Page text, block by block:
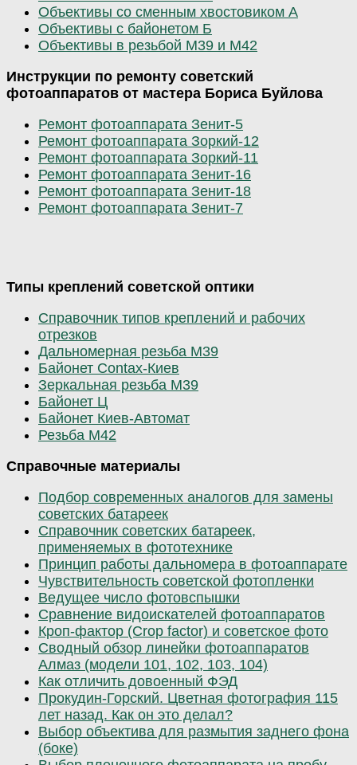
Объективы со сменным хвостовиком А
Объективы с байонетом Б
Объективы в резьбой М39 и М42
Инструкции по ремонту советский
фотоаппаратов от мастера Бориса Буйлова
Ремонт фотоаппарата Зенит-5
Ремонт фотоаппарата Зоркий-12
Ремонт фотоаппарата Зоркий-11
Ремонт фотоаппарата Зенит-16
Ремонт фотоаппарата Зенит-18
Ремонт фотоаппарата Зенит-7
Типы креплений советской оптики
Справочник типов креплений и рабочих
отрезков
Дальномерная резьба М39
Байонет Contax-Киев
Зеркальная резьба М39
Байонет Ц
Байонет Киев-Автомат
Резьба М42
Справочные материалы
Подбор современных аналогов для замены
советских батареек
Справочник советских батареек,
применяемых в фототехнике
Принцип работы дальномера в фотоаппарате
Чувствительность советской фотопленки
Ведущее число фотовспышки
Сравнение видоискателей фотоаппаратов
Кроп-фактор (Crop factor) и советское фото
Сводный обзор линейки фотоаппаратов
Алмаз (модели 101, 102, 103, 104)
Как отличить довоенный ФЭД
Прокудин-Горский. Цветная фотография 115
лет назад. Как он это делал?
Выбор объектива для размытия заднего фона
(боке)